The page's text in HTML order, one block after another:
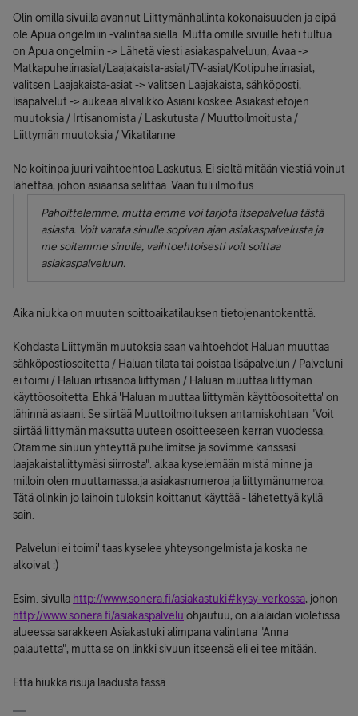
Olin omilla sivuilla avannut Liittymänhallinta kokonaisuuden ja eipä
ole Apua ongelmiin -valintaa siellä. Mutta omille sivuille heti tultua
on Apua ongelmiin -> Lähetä viesti asiakaspalveluun, Avaa ->
Matkapuhelinasiat/Laajakaista-asiat/TV-asiat/Kotipuhelinasiat,
valitsen Laajakaista-asiat -> valitsen Laajakaista, sähköposti,
lisäpalvelut -> aukeaa alivalikko Asiani koskee Asiakastietojen
muutoksia / Irtisanomista / Laskutusta / Muuttoilmoitusta /
Liittymän muutoksia / Vikatilanne
No koitinpa juuri vaihtoehtoa Laskutus. Ei sieltä mitään viestiä voinut
lähettää, johon asiaansa selittää. Vaan tuli ilmoitus
Pahoittelemme, mutta emme voi tarjota itsepalvelua tästä
asiasta. Voit varata sinulle sopivan ajan asiakaspalvelusta ja
me soitamme sinulle, vaihtoehtoisesti voit soittaa
asiakaspalveluun.
Aika niukka on muuten soittoaikatilauksen tietojenantokenttä.
Kohdasta Liittymän muutoksia saan vaihtoehdot Haluan muuttaa
sähköpostiosoitetta / Haluan tilata tai poistaa lisäpalvelun / Palveluni
ei toimi / Haluan irtisanoa liittymän / Haluan muuttaa liittymän
käyttöosoitetta. Ehkä 'Haluan muuttaa liittymän käyttöosoitetta' on
lähinnä asiaani. Se siirtää Muuttoilmoituksen antamiskohtaan "Voit
siirtää liittymän maksutta uuteen osoitteeseen kerran vuodessa.
Otamme sinuun yhteyttä puhelimitse ja sovimme kanssasi
laajakaistaliittymäsi siirrosta". alkaa kyselemään mistä minne ja
milloin olen muuttamassa.ja asiakasnumeroa ja liittymänumeroa.
Tätä olinkin jo laihoin tuloksin koittanut käyttää - lähetettyä kyllä
sain.
'Palveluni ei toimi' taas kyselee yhteysongelmista ja koska ne
alkoivat :)
Esim. sivulla http://www.sonera.fi/asiakastuki#kysy-verkossa, johon
http://www.sonera.fi/asiakaspalvelu ohjautuu, on alalaidan violetissa
alueessa sarakkeen Asiakastuki alimpana valintana "Anna
palautetta", mutta se on linkki sivuun itseensä eli ei tee mitään.
Että hiukka risuja laadusta tässä.